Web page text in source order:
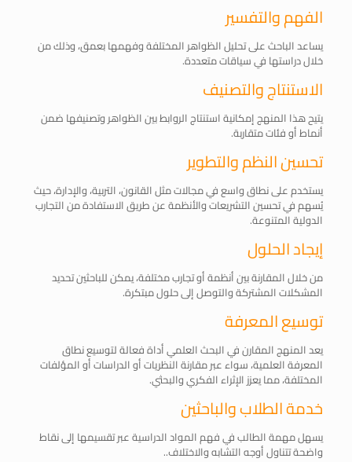
الفهم والتفسير
يساعد الباحث على تحليل الظواهر المختلفة وفهمها بعمق، وذلك من
خلال دراستها في سياقات متعددة.
الاستنتاج والتصنيف
يتيح هذا المنهج إمكانية استنتاج الروابط بين الظواهر وتصنيفها ضمن
أنماط أو فئات متقاربة.
تحسين النظم والتطوير
يستخدم على نطاق واسع في مجالات مثل القانون، التربية، والإدارة، حيث
يُسهم في تحسين التشريعات والأنظمة عن طريق الاستفادة من التجارب
الدولية المتنوعة.
إيجاد الحلول
من خلال المقارنة بين أنظمة أو تجارب مختلفة، يمكن للباحثين تحديد
المشكلات المشتركة والتوصل إلى حلول مبتكرة.
توسيع المعرفة
يعد المنهج المقارن في البحث العلمي أداة فعالة لتوسيع نطاق
المعرفة العلمية، سواء عبر مقارنة النظريات أو الدراسات أو المؤلفات
المختلفة، مما يعزز الإثراء الفكري والبحثي.
خدمة الطلاب والباحثين
يسهل مهمة الطالب في فهم المواد الدراسية عبر تقسيمها إلى نقاط
واضحة تتناول أوجه التشابه والاختلاف..